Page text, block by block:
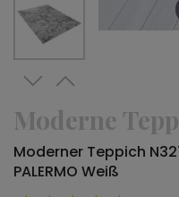
Moderne
Moderner Teppich
PALERMO Weiß